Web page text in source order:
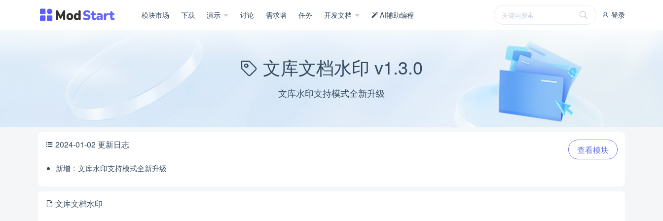
登录
模块市场 下载 演示 讨论 需求墙 任务 开发文档 AI辅助编程
文库文档水印 v1.3.0
文库水印支持模式全新升级
查看模块
2024-01-02 更新日志
新增：文库水印支持模式全新升级
文库文档水印